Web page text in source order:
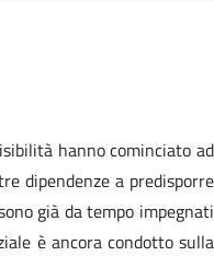
hanno cominciato ad
dipendenze a predisporre
già da tempo impegnati
è ancora condotto sulla